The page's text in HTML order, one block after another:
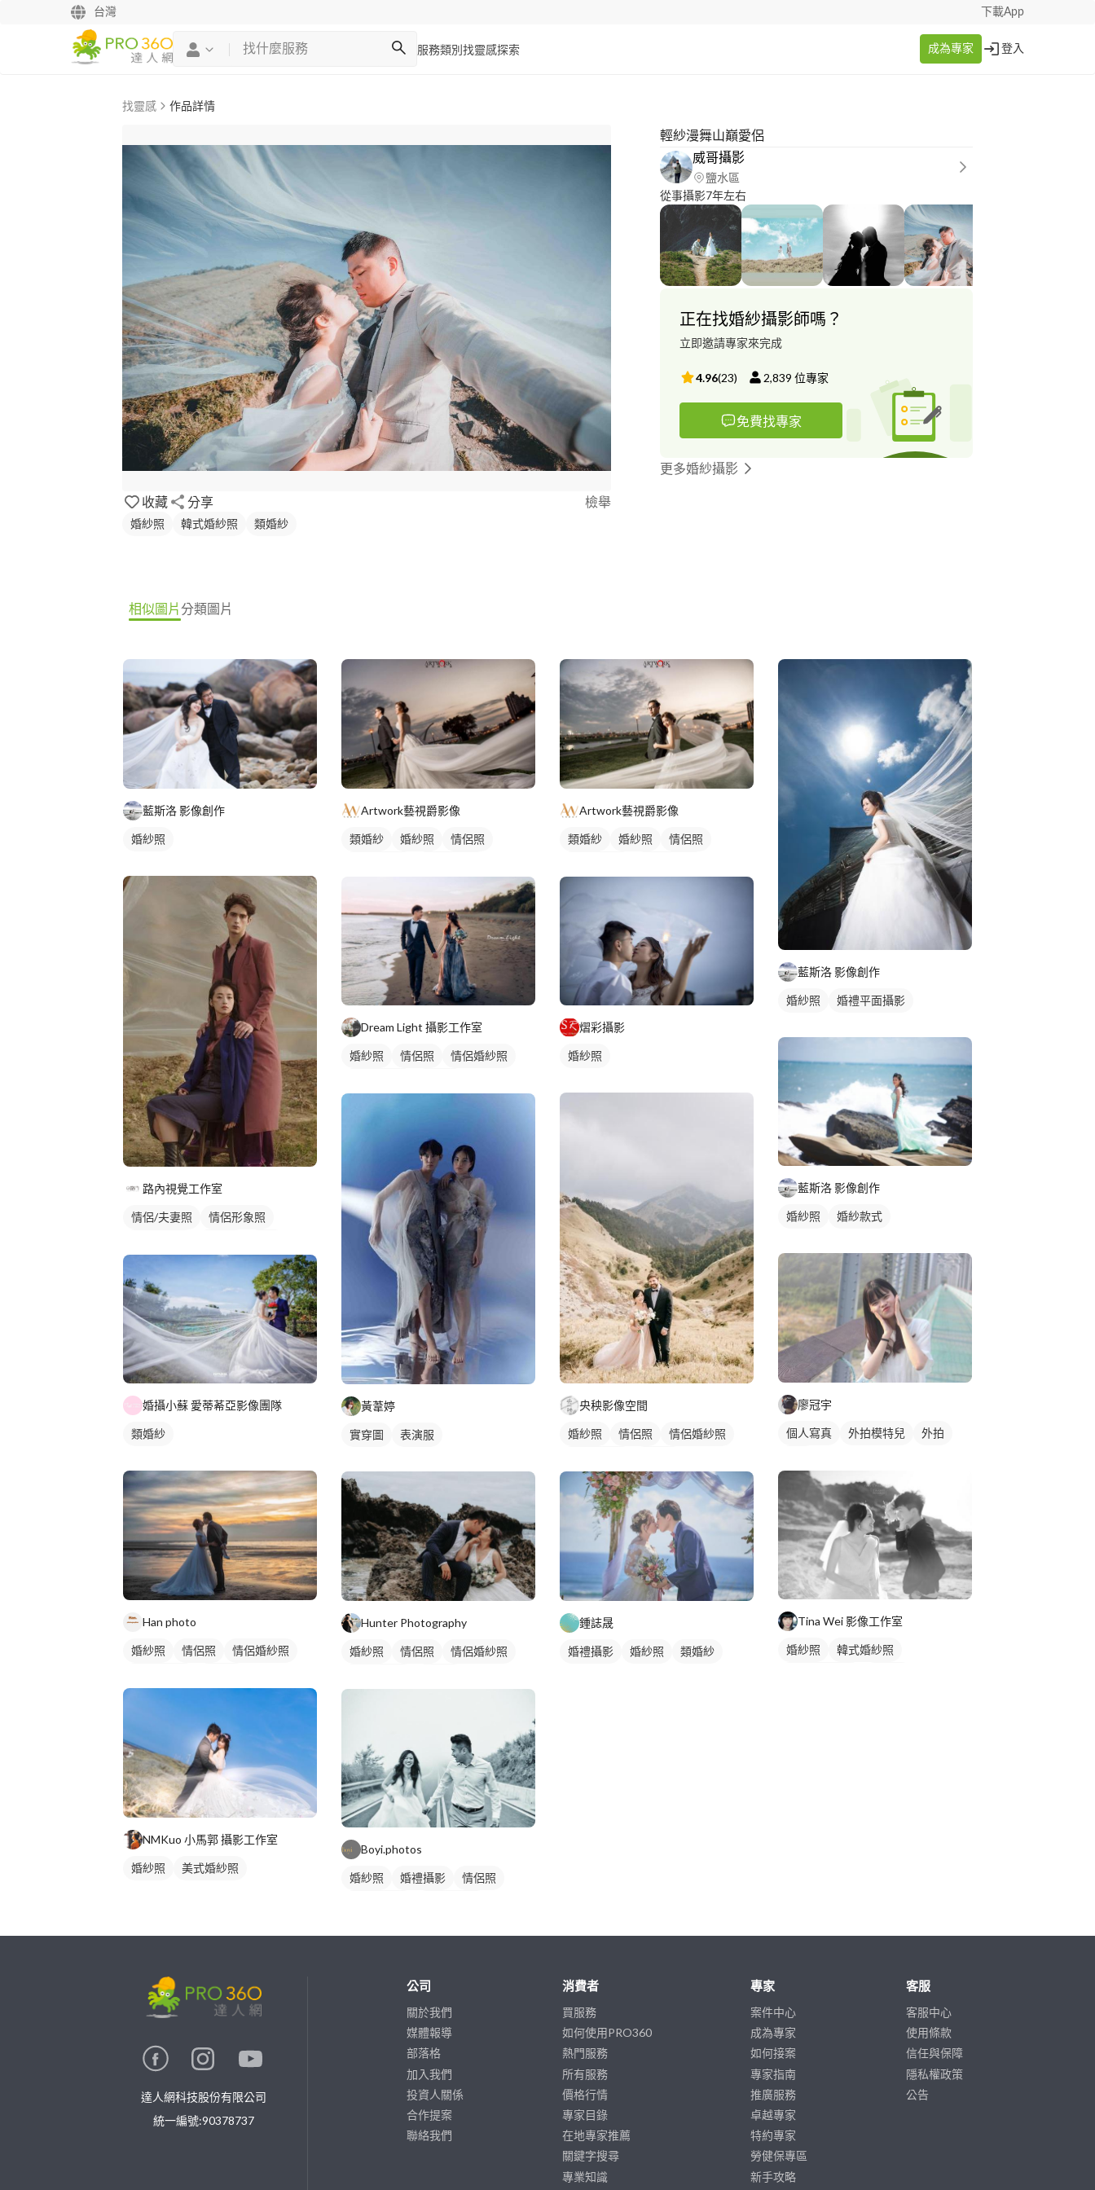
台灣 下載App
服務類別 找靈感探索 成為專家 登入
找靈感 作品詳情
收藏 分享 檢舉
婚紗照 韓式婚紗照 類婚紗
輕紗漫舞山巔愛侶
威哥攝影
鹽水區
從事攝影7年左右
正在找婚紗攝影師嗎？
立即邀請專家來完成
4.96(23) 2,839 位專家
免費找專家
更多婚紗攝影
相似圖片分類圖片
藍斯洛 影像創作
婚紗照
路內視覺工作室
情侶/夫妻照
情侶形象照
婚攝小蘇 愛蒂莃亞影像團隊
類婚紗
Han photo
婚紗照 情侶照
情侶婚紗照
NMKuo 小馬郭 攝影工作室
婚紗照 美式婚紗照
Artwork藝視爵影像
類婚紗 婚紗照
情侶照
Dream Light 攝影工作室
婚紗照 情侶照
情侶婚紗照
黃葦婷
實穿圖 表演服
Hunter Photography
婚紗照 情侶照
情侶婚紗照
Boyi.photos
婚紗照 婚禮攝影
情侶照
Artwork藝視爵影像
類婚紗 婚紗照
情侶照
熠彩攝影
婚紗照
央秧影像空間
婚紗照 情侶照
情侶婚紗照
鍾誌晟
婚禮攝影 婚紗照 類婚紗
藍斯洛 影像創作
婚紗照 婚禮平面攝影
藍斯洛 影像創作
婚紗照 婚紗款式
廖冠宇
個人寫真 外拍模特兒
外拍
Tina Wei 影像工作室
婚紗照
韓式婚紗照
達人網科技股份有限公司
統一編號:90378737
公司
關於我們
媒體報導
部落格
加入我們
投資人關係
合作提案
聯絡我們
消費者
買服務
如何使用PRO360
熱門服務
所有服務
價格行情
專家目錄
在地專家推薦
關鍵字搜尋
專業知識
專家
案件中心
成為專家
如何接案
專家指南
推廣服務
卓越專家
特約專家
勞健保專區
新手攻略
客服
客服中心
使用條款
信任與保障
隱私權政策
公告